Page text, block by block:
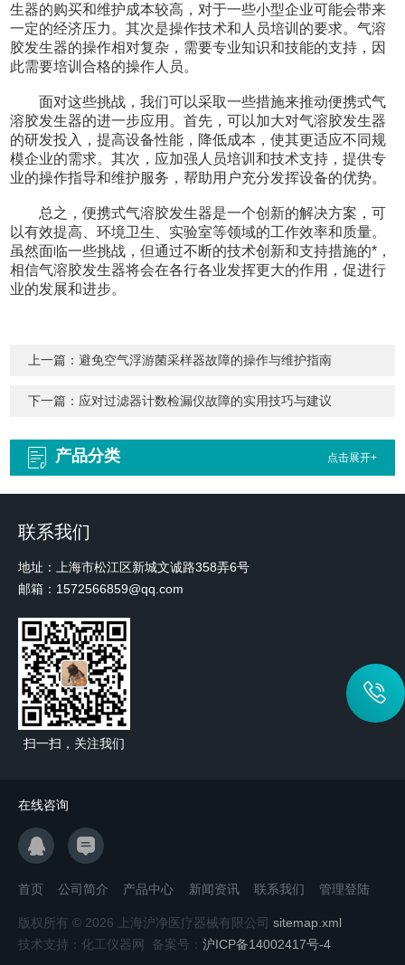
生器的购买和维护成本较高，对于一些小型企业可能会带来
一定的经济压力。其次是操作技术和人员培训的要求。气溶
胶发生器的操作相对复杂，需要专业知识和技能的支持，因
此需要培训合格的操作人员。
面对这些挑战，我们可以采取一些措施来推动便携式气
溶胶发生器的进一步应用。首先，可以加大对气溶胶发生器
的研发投入，提高设备性能，降低成本，使其更适应不同规
模企业的需求。其次，应加强人员培训和技术支持，提供专
业的操作指导和维护服务，帮助用户充分发挥设备的优势。
总之，便携式气溶胶发生器是一个创新的解决方案，可
以有效提高、环境卫生、实验室等领域的工作效率和质量。
虽然面临一些挑战，但通过不断的技术创新和支持措施的*，
相信气溶胶发生器将会在各行各业发挥更大的作用，促进行
业的发展和进步。
上一篇：避免空气浮游菌采样器故障的操作与维护指南
下一篇： 应对过滤器计数检漏仪故障的实用技巧与建议
产品分类 点击展开+
联系我们
地址：上海市松江区新城文诚路358弄6号
邮箱：1572566859@qq.com
扫一扫，关注我们
在线咨询
首页 公司简介 产品中心 新闻资讯 联系我们 管理登陆
版权所有 © 2026 上海沪净医疗器械有限公司 sitemap.xml
技术支持：化工仪器网 备案号： 沪ICP备14002417号-4